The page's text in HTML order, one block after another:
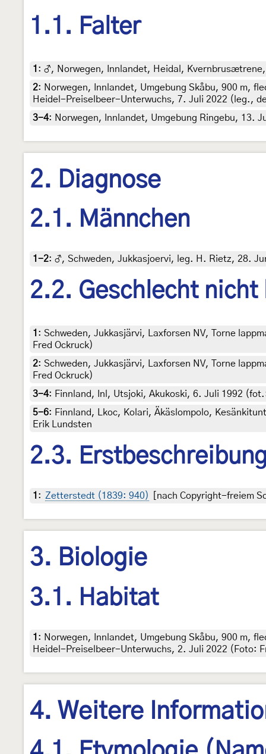
1.1. Falter
1 : ♂, Norwegen, Innlandet, Heidal,
2: Norwegen, Innlandet, Umgebung Skåbu, 900 m,
Heidel-Preiselbeer-Unterwuchs, 7. Juli 2022 (leg.,
3-4: Norwegen, Innlandet, Umgebung Ringebu, 13.
2. Diagnose
2.1. Männchen
1-2: ♂, Schweden, Jukkasjoervi, leg. H. Rietz, 28.
2.2. Geschlecht nicht
1 : Schweden, Jukkasjärvi, Laxforsen NV, Torne
Fred Ockruck)
2: Schweden, Jukkasjärvi, Laxforsen NV, Torne
Fred Ockruck)
3-4: Finnland, Inl, Utsjoki, Akukoski, 6. Juli 1992
5-6: Finnland, Lkoc, Kolari, Äkäslompolo,
Erik Lundsten
2.3.
1 : Zetterstedt (1839: 940) [nach Copyright-freiem
3. Biologie
3.1. Habitat
1 : Norwegen, Innlandet, Umgebung Skåbu, 900 m,
Heidel-Preiselbeer-Unterwuchs, 2. Juli 2022 (Foto:
4. Weitere